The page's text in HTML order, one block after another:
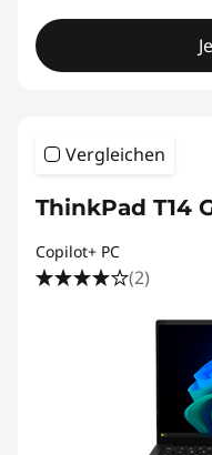
Vergleichen
ThinkPad T14
Copilot+ PC
(2)